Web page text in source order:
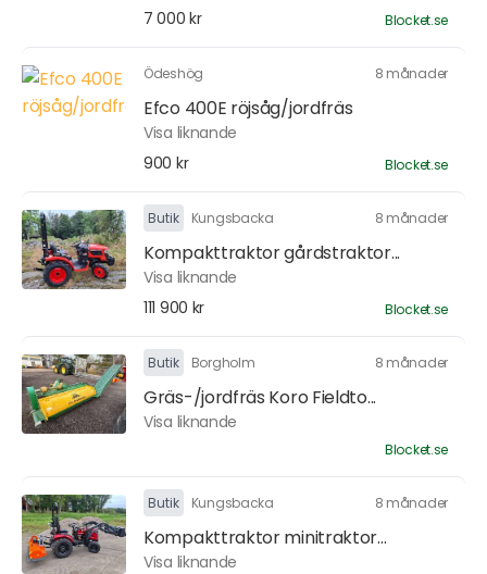
7 000 kr
Blocket.se
Ödeshög 8 månader
Efco 400E röjsåg/jordfräs
Visa liknande
900 kr
Blocket.se
Butik Kungsbacka 8 månader
Kompakttraktor gårdstraktor...
Visa liknande
111 900 kr
Blocket.se
Butik Borgholm 8 månader
Gräs-/jordfräs Koro Fieldto...
Visa liknande
Blocket.se
Butik Kungsbacka 8 månader
Kompakttraktor minitraktor...
Visa liknande